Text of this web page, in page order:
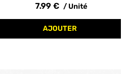
7.99 € / Unité
AJOUTER